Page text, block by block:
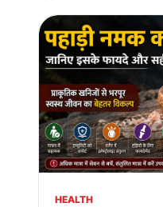
HEALTH